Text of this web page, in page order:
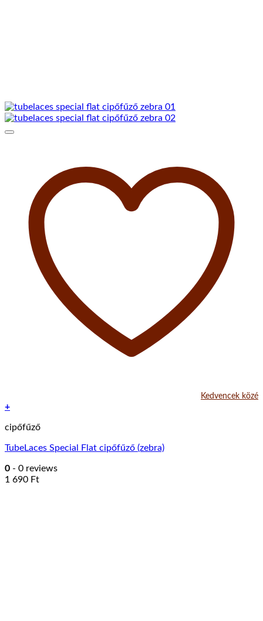
Kedvencek közé
+
cipőfűző
TubeLaces Special Flat cipőfűző (zebra)
0 - 0 reviews
1 690 Ft